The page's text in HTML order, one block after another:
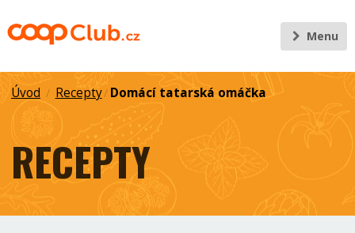
Menu
Úvod / Recepty/ Domácí tatarská omáčka
RECEPTY